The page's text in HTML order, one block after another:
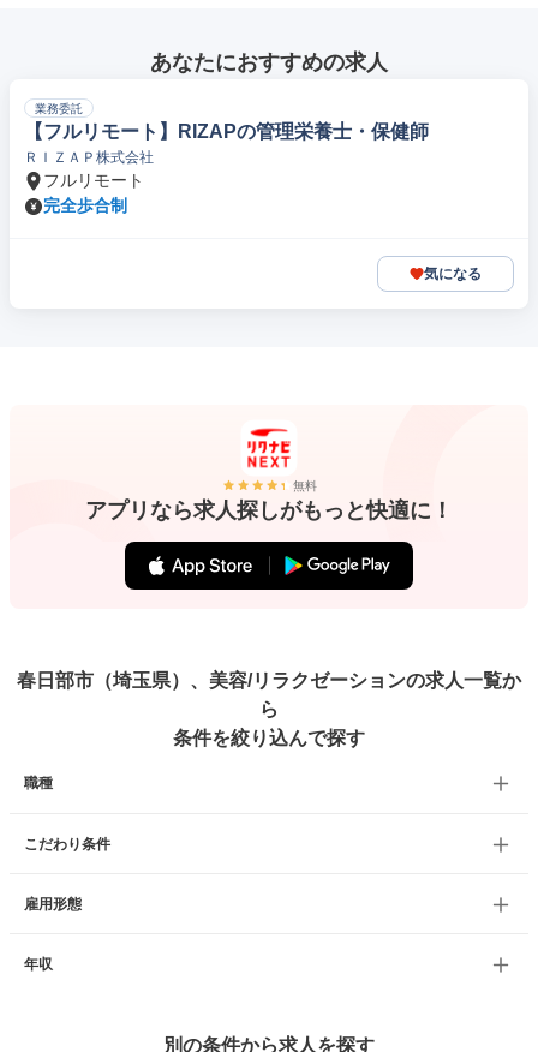
あなたにおすすめの求人
業務委託
【フルリモート】RIZAPの管理栄養士・保健師
ＲＩＺＡＰ株式会社
フルリモート
完全歩合制
気になる
無料
アプリなら求人探しがもっと快適に！
春日部市（埼玉県）、美容/リラクゼーションの求人一覧か
ら
条件を絞り込んで探す
職種
こだわり条件
雇用形態
年収
別の条件から求人を探す